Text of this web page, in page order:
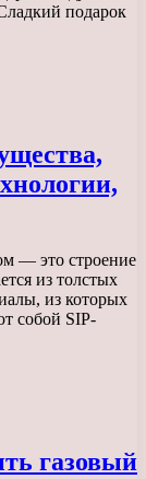
подарок
— это строение
из толстых
из которых
собой SIP-
газовый